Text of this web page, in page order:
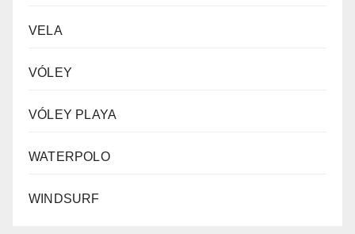
VELA
VÓLEY
VÓLEY PLAYA
WATERPOLO
WINDSURF